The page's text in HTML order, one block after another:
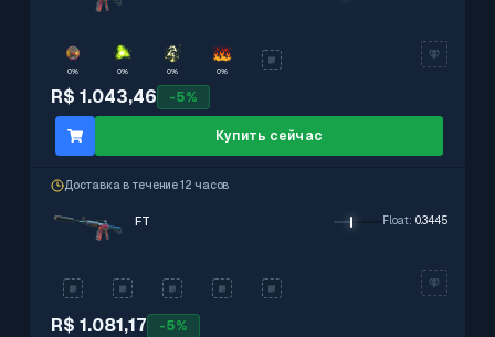
R$ 1.043,46 -5%
0% 0% 0% 0%
Купить сейчас
Доставка в течение 12 часов
R$ 1.081,17 -5%
FT Float: 0.3445